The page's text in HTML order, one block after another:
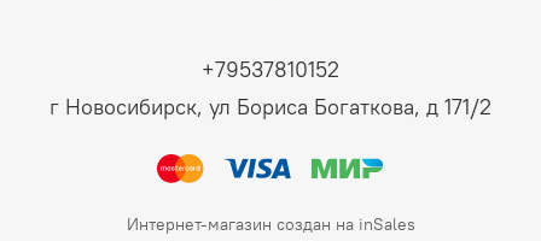
+79537810152
г Новосибирск, ул Бориса Богаткова, д 171/2
Интернет-магазин создан на inSales